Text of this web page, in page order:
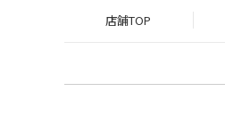
店舗TOP